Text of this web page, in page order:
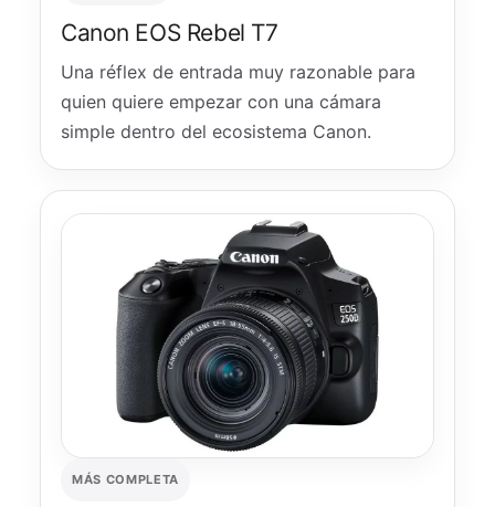
Canon EOS Rebel T7
Una réflex de entrada muy razonable para
quien quiere empezar con una cámara
simple dentro del ecosistema Canon.
MÁS COMPLETA